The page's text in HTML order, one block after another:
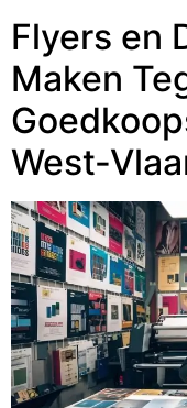
Flyers en
Maken
West-